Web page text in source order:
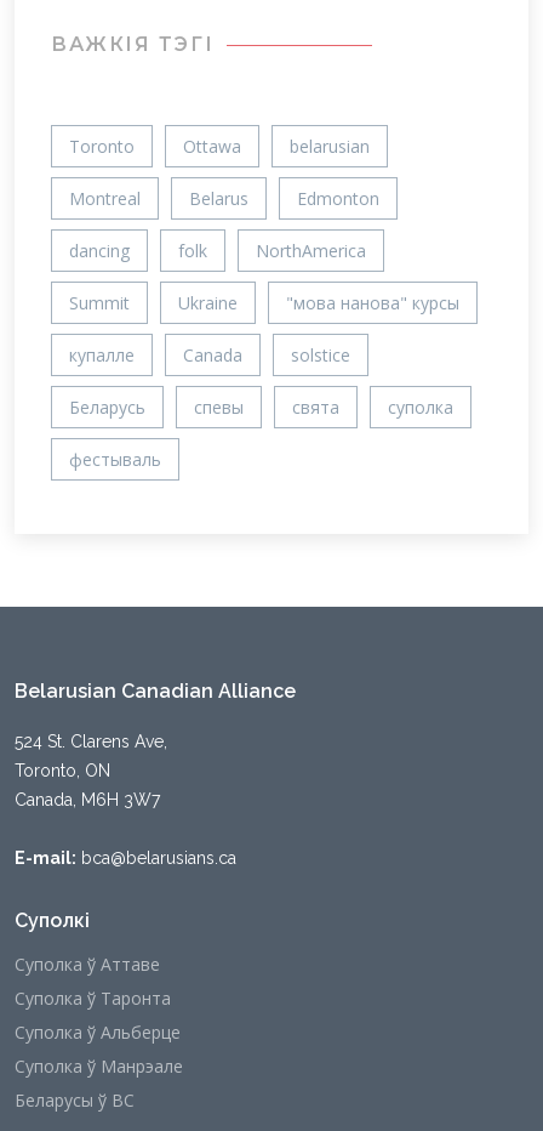
ВАЖКIЯ ТЭГІ
Toronto Ottawa belarusian
Montreal Belarus Edmonton
dancing folk NorthAmerica
Summit Ukraine "мова нанова" курсы
купалле Canada solstice
Беларусь спевы свята суполка
фестываль
Belarusian Canadian Alliance
524 St. Clarens Ave,
Toronto, ON
Canada, M6H 3W7
E-mail: bca@belarusians.ca
Суполкі
Суполка ў Аттаве
Суполка ў Таронта
Суполка ў Альберце
Суполка ў Манрэале
Беларусы ў ВС